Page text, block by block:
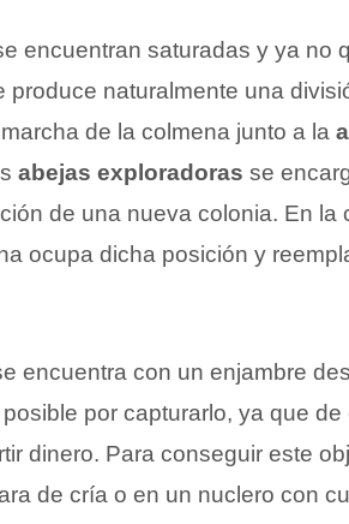
encuentran saturadas y ya no
produce naturalmente una
de la colmena junto a la
abejas exploradoras se
de una nueva colonia. En la
ocupa dicha posición y
encuentra con un enjambre
por capturarlo, ya que
dinero. Para conseguir este
de cría o en un nuclero con